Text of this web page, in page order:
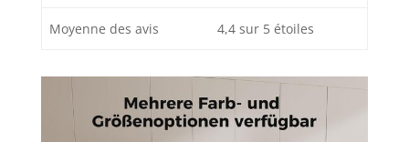
Moyenne des avis 4,4 sur 5 étoiles